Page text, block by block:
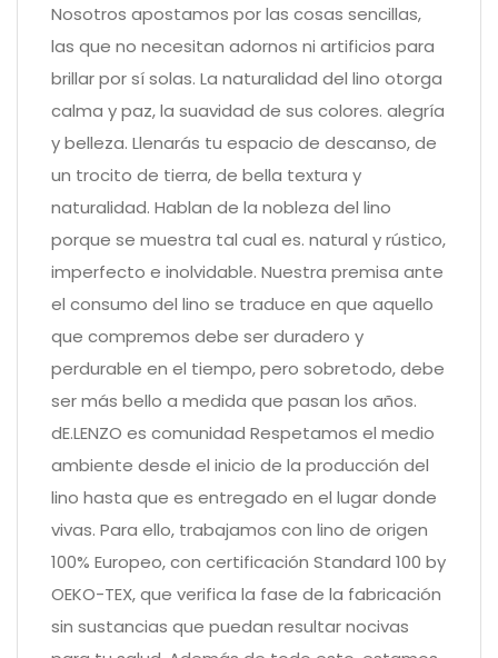
Nosotros apostamos por las cosas sencillas,
las que no necesitan adornos ni artificios para
brillar por sí solas. La naturalidad del lino otorga
calma y paz, la suavidad de sus colores. alegría
y belleza. Llenarás tu espacio de descanso, de
un trocito de tierra, de bella textura y
naturalidad. Hablan de la nobleza del lino
porque se muestra tal cual es. natural y rústico,
imperfecto e inolvidable. Nuestra premisa ante
el consumo del lino se traduce en que aquello
que compremos debe ser duradero y
perdurable en el tiempo, pero sobretodo, debe
ser más bello a medida que pasan los años.
dE.LENZO es comunidad Respetamos el medio
ambiente desde el inicio de la producción del
lino hasta que es entregado en el lugar donde
vivas. Para ello, trabajamos con lino de origen
100% Europeo, con certificación Standard 100 by
OEKO-TEX, que verifica la fase de la fabricación
sin sustancias que puedan resultar nocivas